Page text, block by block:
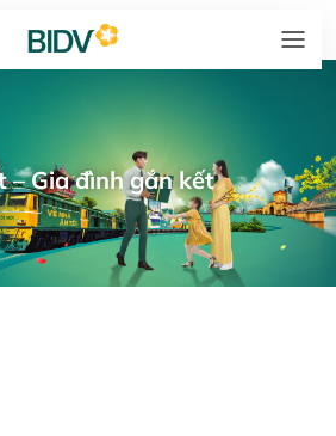
– Gia đình gắn kết